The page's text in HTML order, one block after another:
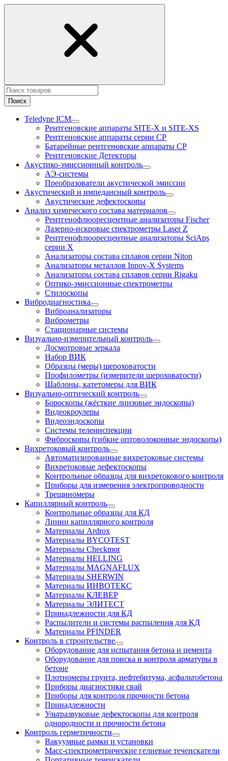
Поиск
Teledyne ICM
Рентгеновские аппараты SITE-X и SITE-XS
Рентгеновские аппараты серии CP
Батарейные рентгеновские аппараты CP
Рентгеновские Детекторы
Акустико-эмисcионный контроль
АЭ-системы
Преобразователи акустической эмиссии
Акустический и импедансный контроль
Акустические дефектоскопы
Анализ химического состава материалов
Рентгенофлюоресцентные анализаторы Fischer
Лазерно-искровые спектрометры Laser Z
Рентгенофлюоресцентные анализаторы SciAps
серии Х
Анализаторы состава сплавов серии Niton
Анализаторы металлов Innov-X Systems
Анализаторы состава сплавов серии Rigaku
Оптико-эмиссионные спектрометры
Стилоскопы
Вибродиагностика
Виброанализаторы
Виброметры
Стационарные системы
Визуально-измерительный контроль
Досмотровые зеркала
Набор ВИК
Образцы (меры) шероховатости
Профилометры (измерители шероховатости)
Шаблоны, катетомеры для ВИК
Визуально-оптический контроль
Бороскопы (жёсткие линзовые эндоскопы)
Видеокроулеры
Видеоэндоскопы
Системы телеинспекции
Фиброскопы (гибкие оптоволоконные эндоскопы)
Вихретоковый контроль
Автоматизированные вихретоковые системы
Вихретоковые дефектоскопы
Контрольные образцы для вихретокового контроля
Приборы для измерения электропроводности
Трещиномеры
Капиллярный контроль
Контрольные образцы для КД
Линии капиллярного контроля
Материалы Ardrox
Материалы BYCOTEST
Материалы Checkmor
Материалы HELLING
Материалы MAGNAFLUX
Материалы SHERWIN
Материалы ИНВОТЕКС
Материалы КЛЕВЕР
Материалы ЭЛИТЕСТ
Принадлежности для КД
Распылители и системы распыления для КД
Материалы PFINDER
Контроль в строительстве
Оборудование для испытания бетона и цемента
Оборудование для поиска и контроля арматуры в
бетоне
Плотномеры грунта, нефтебитума, асфальтобетона
Приборы диагностики свай
Приборы для контроля прочности бетона
Принадлежности
Ультразвуковые дефектоскопы для контроля
однородности и прочности бетона
Контроль герметичности
Вакуумные рамки и установки
Масс-спектрометрические гелиевые течеискатели